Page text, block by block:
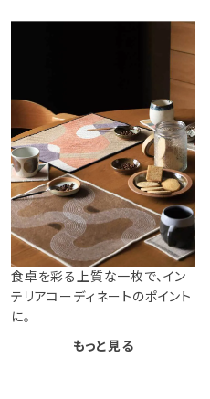
食卓を彩る上質な一枚で、イン
テリアコーディネートのポイント
に。
もっと見る